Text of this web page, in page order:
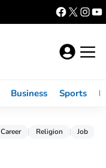
Business Sports
Career Religion Job